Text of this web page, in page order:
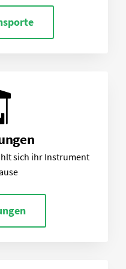
sich ihr Instrument